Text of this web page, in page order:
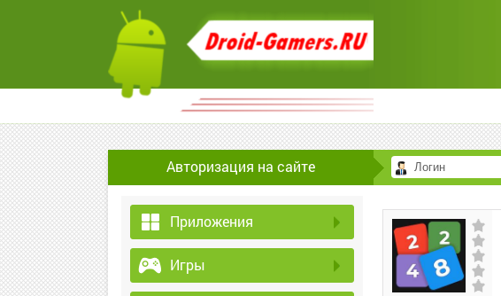
Авторизация на сайте
Приложения
Игры